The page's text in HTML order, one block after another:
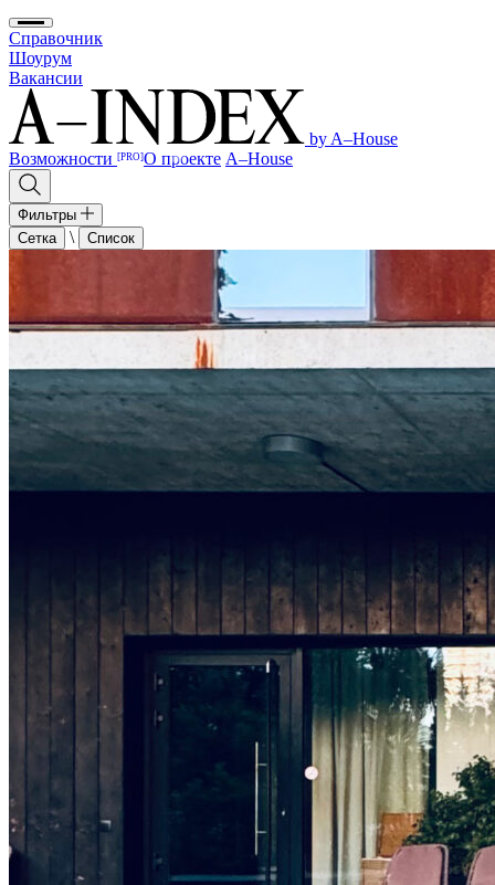
Справочник
Шоурум
Вакансии
by A–House
Возможности [PRO]О проекте A–House
Фильтры
Сетка
\ Список